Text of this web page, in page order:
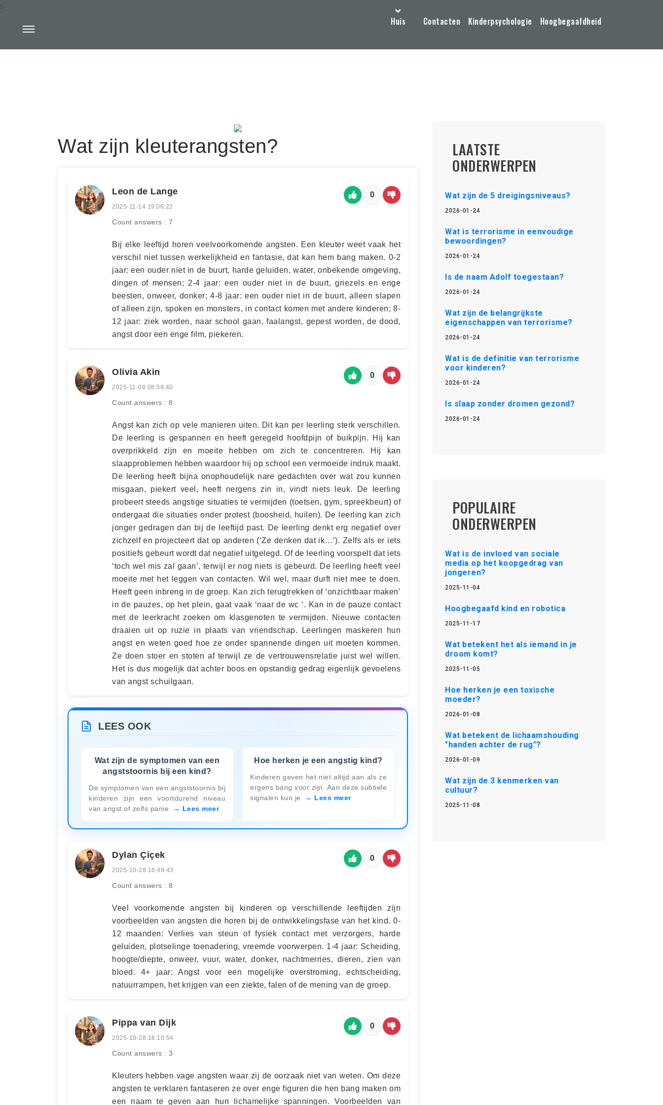
Huis Contacten Kinderpsychologie Hoogbegaafdheid
:
Wat zijn kleuterangsten?
Leon de Lange
2025-11-14 19:06:22
Count answers : 7
0
Bij elke leeftijd horen veelvoorkomende angsten. Een kleuter weet vaak het
verschil niet tussen werkelijkheid en fantasie, dat kan hem bang maken. 0-2
jaar: een ouder niet in de buurt, harde geluiden, water, onbekende omgeving,
dingen of mensen; 2-4 jaar: een ouder niet in de buurt, griezels en enge
beesten, onweer, donker; 4-8 jaar: een ouder niet in de buurt, alleen slapen
of alleen zijn, spoken en monsters, in contact komen met andere kinderen; 8-
12 jaar: ziek worden, naar school gaan, faalangst, gepest worden, de dood,
angst door een enge film, piekeren.
Olivia Akin
2025-11-08 08:59:40
Count answers : 8
0
Angst kan zich op vele manieren uiten. Dit kan per leerling sterk verschillen.
De leerling is gespannen en heeft geregeld hoofdpijn of buikpijn. Hij kan
overprikkeld zijn en moeite hebben om zich te concentreren. Hij kan
slaapproblemen hebben waardoor hij op school een vermoeide indruk maakt.
De leerling heeft bijna onophoudelijk nare gedachten over wat zou kunnen
misgaan, piekert veel, heeft nergens zin in, vindt niets leuk. De leerling
probeert steeds angstige situaties te vermijden (toetsen, gym, spreekbeurt) of
ondergaat die situaties onder protest (boosheid, huilen). De leerling kan zich
jonger gedragen dan bij de leeftijd past. De leerling denkt erg negatief over
zichzelf en projecteert dat op anderen (‘Ze denken dat ik…’). Zelfs als er iets
positiefs gebeurt wordt dat negatief uitgelegd. Of de leerling voorspelt dat iets
‘toch wel mis zal gaan’, terwijl er nog niets is gebeurd. De leerling heeft veel
moeite met het leggen van contacten. Wil wel, maar durft niet mee te doen.
Heeft geen inbreng in de groep. Kan zich terugtrekken of ‘onzichtbaar maken’
in de pauzes, op het plein, gaat vaak ‘naar de wc ‘. Kan in de pauze contact
met de leerkracht zoeken om klasgenoten te vermijden. Nieuwe contacten
draaien uit op ruzie in plaats van vriendschap. Leerlingen maskeren hun
angst en weten goed hoe ze onder spannende dingen uit moeten kommen.
Ze doen stoer en stoten af terwijl ze de vertrouwensrelatie juist wel willen.
Het is dus mogelijk dat achter boos en opstandig gedrag eigenlijk gevoelens
van angst schuilgaan.
LEES OOK
Wat zijn de symptomen van een
angststoornis bij een kind?
De symptomen van een angststoornis bij
kinderen zijn een voortdurend niveau
van angst of zelfs panie
Lees meer
Hoe herken je een angstig kind?
Kinderen geven het niet altijd aan als ze
ergens bang voor zijn. Aan deze subtiele
signalen kun je
Lees meer
Dylan Çiçek
2025-10-28 16:49:43
Count answers : 8
0
Veel voorkomende angsten bij kinderen op verschillende leeftijden zijn
voorbeelden van angsten die horen bij de ontwikkelingsfase van het kind. 0-
12 maanden: Verlies van steun of fysiek contact met verzorgers, harde
geluiden, plotselinge toenadering, vreemde voorwerpen. 1-4 jaar: Scheiding,
hoogte/diepte, onweer, vuur, water, donker, nachtmerries, dieren, zien van
bloed. 4+ jaar: Angst voor een mogelijke overstroming, echtscheiding,
natuurrampen, het krijgen van een ziekte, falen of de mening van de groep.
Pippa van Dijk
2025-10-28 16:10:54
Count answers : 3
0
Kleuters hebben vage angsten waar zij de oorzaak niet van weten. Om deze
angsten te verklaren fantaseren ze over enge figuren die hen bang maken om
een naam te geven aan hun lichamelijke spanningen. Voorbeelden van
LAATSTE
ONDERWERPEN
Wat zijn de 5 dreigingsniveaus?
2026-01-24
Wat is terrorisme in eenvoudige
bewoordingen?
2026-01-24
Is de naam Adolf toegestaan?
2026-01-24
Wat zijn de belangrijkste
eigenschappen van terrorisme?
2026-01-24
Wat is de definitie van terrorisme
voor kinderen?
2026-01-24
Is slaap zonder dromen gezond?
2026-01-24
POPULAIRE
ONDERWERPEN
Wat is de invloed van sociale
media op het koopgedrag van
jongeren?
2025-11-04
Hoogbegaafd kind en robotica
2025-11-17
Wat betekent het als iemand in je
droom komt?
2025-11-05
Hoe herken je een toxische
moeder?
2026-01-08
Wat betekent de lichaamshouding
"handen achter de rug"?
2026-01-09
Wat zijn de 3 kenmerken van
cultuur?
2025-11-08